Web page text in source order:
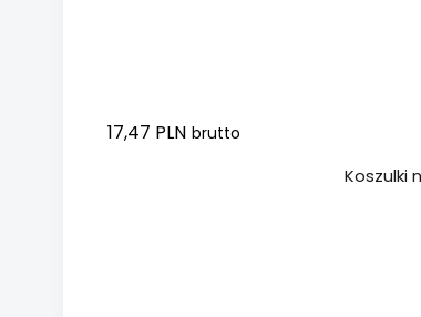
17,47 PLN brutto
Koszulki